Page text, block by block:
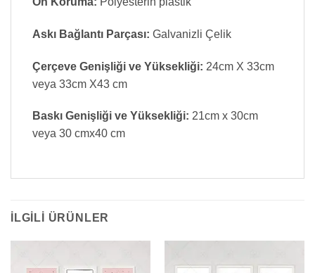
Askı Bağlantı Parçası: Galvanizli Çelik
Çerçeve Genişliği ve Yüksekliği: 24cm X 33cm
veya 33cm X43 cm
Baskı Genişliği ve Yüksekliği: 21cm x 30cm
veya 30 cmx40 cm
İLGILI ÜRÜNLER